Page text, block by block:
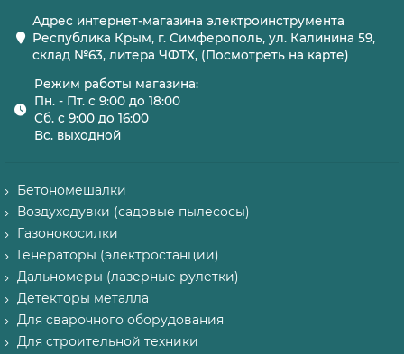
Адрес интернет-магазина электроинструмента
Республика Крым, г. Симферополь, ул. Калинина 59,
склад №63, литера ЧФТХ, (Посмотреть на карте)
Режим работы магазина:
Пн. - Пт. с 9:00 до 18:00
Сб. с 9:00 до 16:00
Вс. выходной
Бетономешалки
Воздуходувки (садовые пылесосы)
Газонокосилки
Генераторы (электростанции)
Дальномеры (лазерные рулетки)
Детекторы металла
Для сварочного оборудования
Для строительной техники